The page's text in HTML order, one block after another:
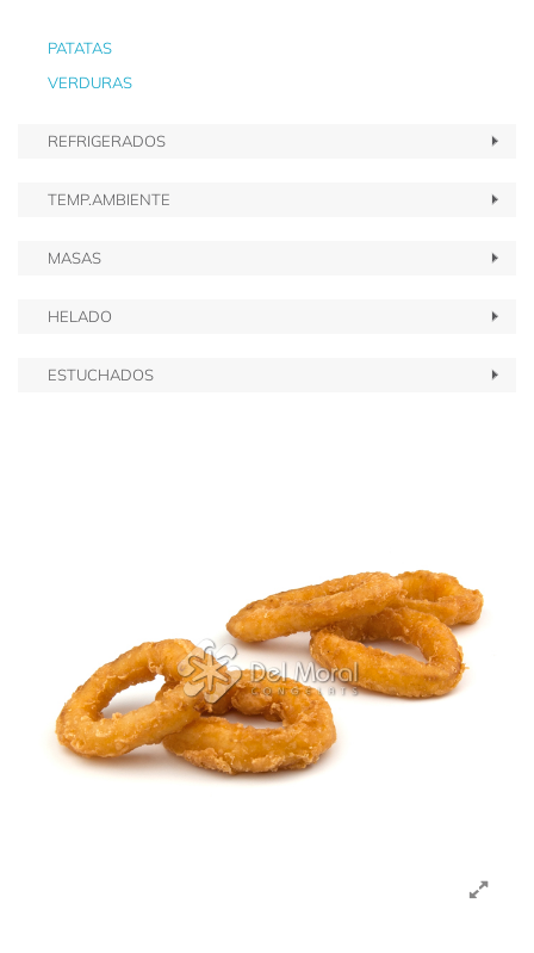
PATATAS
VERDURAS
REFRIGERADOS
TEMP.AMBIENTE
MASAS
HELADO
ESTUCHADOS